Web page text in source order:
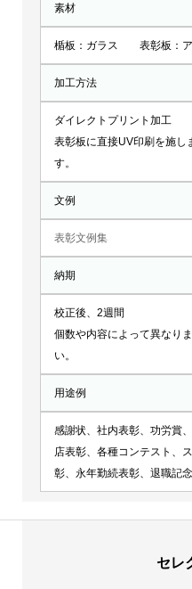
素材
楯板：ガラス 表彰板：ア
加工方法
ダイレクトプリント加工
表彰板に直接UV印刷を施し
す。
文例
表彰文例集
納期
校正後、2週間
個数や内容によって異なり
い。
用途例
感謝状、社内表彰、功労賞
店表彰、各種コンテスト、
彰、永年勤続表彰、退職記
セレ